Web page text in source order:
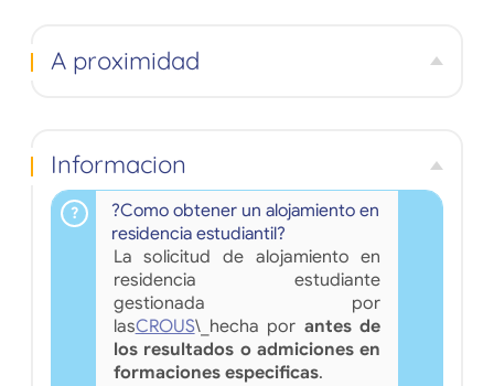
A proximidad
Informacion
?Como obtener un alojamiento en
residencia estudiantil?
La solicitud de alojamiento en
residencia estudiante
gestionada por
lasCROUS\_hecha por antes de
los resultados o admiciones en
formaciones especificas.